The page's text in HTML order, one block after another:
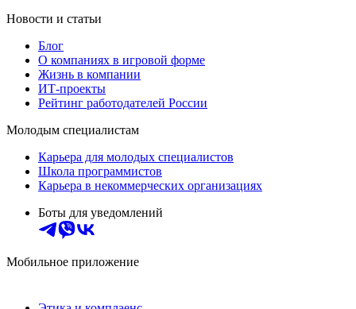
Новости и статьи
Блог
О компаниях в игровой форме
Жизнь в компании
ИТ-проекты
Рейтинг работодателей России
Молодым специалистам
Карьера для молодых специалистов
Школа программистов
Карьера в некоммерческих организациях
Боты для уведомлений
Мобильное приложение